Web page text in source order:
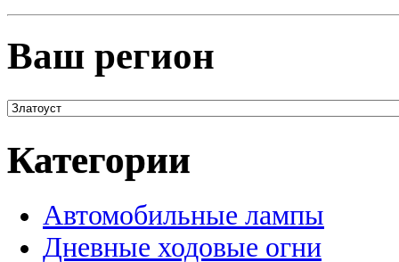
Ваш регион
Категории
Автомобильные лампы
Дневные ходовые огни